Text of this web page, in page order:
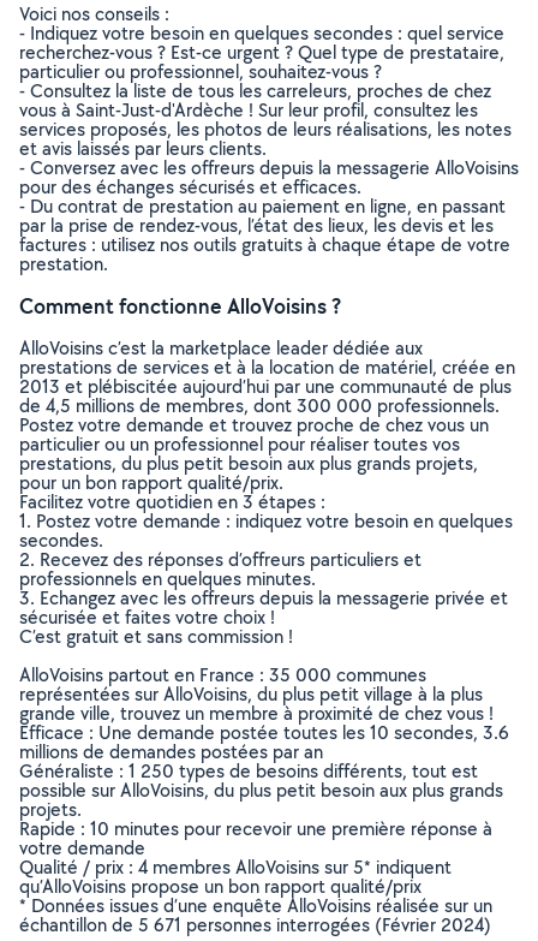
Voici nos conseils :
- Indiquez votre besoin en quelques secondes : quel service
recherchez-vous ? Est-ce urgent ? Quel type de prestataire,
particulier ou professionnel, souhaitez-vous ?
- Consultez la liste de tous les carreleurs, proches de chez
vous à Saint-Just-d'Ardèche ! Sur leur profil, consultez les
services proposés, les photos de leurs réalisations, les notes
et avis laissés par leurs clients.
- Conversez avec les offreurs depuis la messagerie AlloVoisins
pour des échanges sécurisés et efficaces.
- Du contrat de prestation au paiement en ligne, en passant
par la prise de rendez-vous, l’état des lieux, les devis et les
factures : utilisez nos outils gratuits à chaque étape de votre
prestation.
Comment fonctionne AlloVoisins ?
AlloVoisins c’est la marketplace leader dédiée aux
prestations de services et à la location de matériel, créée en
2013 et plébiscitée aujourd’hui par une communauté de plus
de 4,5 millions de membres, dont 300 000 professionnels.
Postez votre demande et trouvez proche de chez vous un
particulier ou un professionnel pour réaliser toutes vos
prestations, du plus petit besoin aux plus grands projets,
pour un bon rapport qualité/prix.
Facilitez votre quotidien en 3 étapes :
1. Postez votre demande : indiquez votre besoin en quelques
secondes.
2. Recevez des réponses d’offreurs particuliers et
professionnels en quelques minutes.
3. Echangez avec les offreurs depuis la messagerie privée et
sécurisée et faites votre choix !
C’est gratuit et sans commission !
AlloVoisins partout en France : 35 000 communes
représentées sur AlloVoisins, du plus petit village à la plus
grande ville, trouvez un membre à proximité de chez vous !
Efficace : Une demande postée toutes les 10 secondes, 3.6
millions de demandes postées par an
Généraliste : 1 250 types de besoins différents, tout est
possible sur AlloVoisins, du plus petit besoin aux plus grands
projets.
Rapide : 10 minutes pour recevoir une première réponse à
votre demande
Qualité / prix : 4 membres AlloVoisins sur 5* indiquent
qu’AlloVoisins propose un bon rapport qualité/prix
* Données issues d’une enquête AlloVoisins réalisée sur un
échantillon de 5 671 personnes interrogées (Février 2024)